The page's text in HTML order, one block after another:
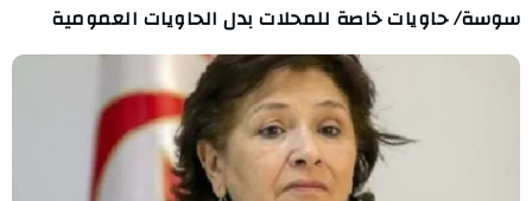
سوسة/ حاويات خاصة للمحلات بدل الحاويات العمومية